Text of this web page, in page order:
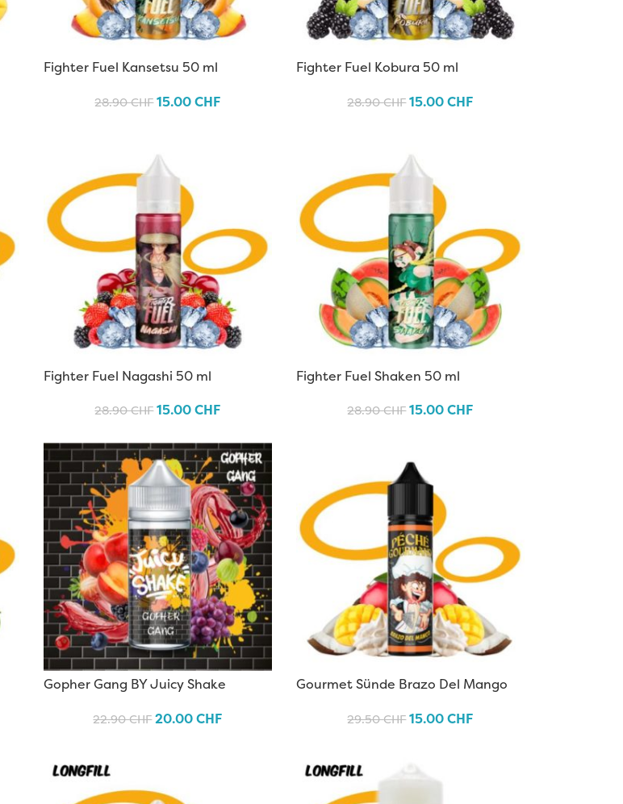
Fighter Fuel Kansetsu 50 ml
28.90CHF 15.00CHF
Fighter Fuel Kobura 50 ml
28.90CHF 15.00CHF
Fighter Fuel Nagashi 50 ml
28.90CHF 15.00CHF
Fighter Fuel Shaken 50 ml
28.90CHF 15.00CHF
Gopher Gang BY Juicy Shake
22.90CHF 20.00CHF
Gourmet Sünde Brazo Del Mango
29.50CHF 15.00CHF